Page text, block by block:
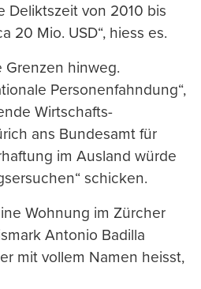
Deliktszeit von 2010 bis
20 Mio. USD“, hiess es.
Grenzen hinweg.
Personenfahndung“,
Wirtschafts-
ans Bundesamt für
im Ausland würde
schicken.
Wohnung im Zürcher
Antonio Badilla
mit vollem Namen heisst,